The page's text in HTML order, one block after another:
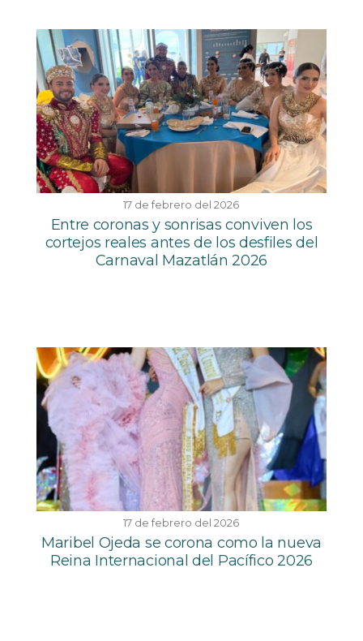
17 de febrero del 2026
Entre coronas y sonrisas conviven los
cortejos reales antes de los desfiles del
Carnaval Mazatlán 2026
17 de febrero del 2026
Maribel Ojeda se corona como la nueva
Reina Internacional del Pacífico 2026